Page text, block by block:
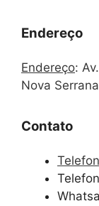
Endereço
Endereço:
Nova
Contato